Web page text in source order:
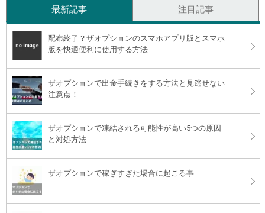
最新記事 注目記事
配布終了？ザオプションのスマホアプリ版とスマホ
版を快適便利に使用する方法
ザオプションで出金手続きをする方法と見逃せない
注意点！
ザオプションで凍結される可能性が高い5つの原因
と対処方法
ザオプションで稼ぎすぎた場合に起こる事